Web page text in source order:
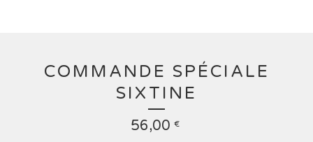
COMMANDE SPÉCIALE
SIXTINE
56,00 €